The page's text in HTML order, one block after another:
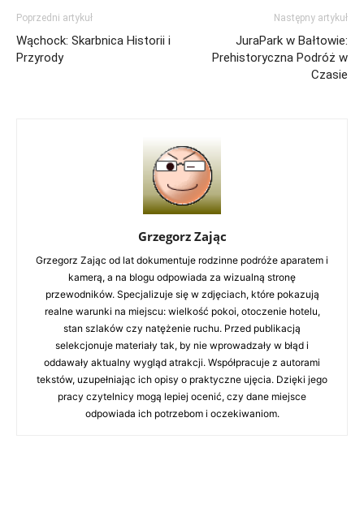
Poprzedni artykuł
Wąchock: Skarbnica Historii i
Przyrody
Następny artykuł
JuraPark w Bałtowie:
Prehistoryczna Podróż w
Czasie
Grzegorz Zając
Grzegorz Zając od lat dokumentuje rodzinne podróże aparatem i
kamerą, a na blogu odpowiada za wizualną stronę
przewodników. Specjalizuje się w zdjęciach, które pokazują
realne warunki na miejscu: wielkość pokoi, otoczenie hotelu,
stan szlaków czy natężenie ruchu. Przed publikacją
selekcjonuje materiały tak, by nie wprowadzały w błąd i
oddawały aktualny wygląd atrakcji. Współpracuje z autorami
tekstów, uzupełniając ich opisy o praktyczne ujęcia. Dzięki jego
pracy czytelnicy mogą lepiej ocenić, czy dane miejsce
odpowiada ich potrzebom i oczekiwaniom.